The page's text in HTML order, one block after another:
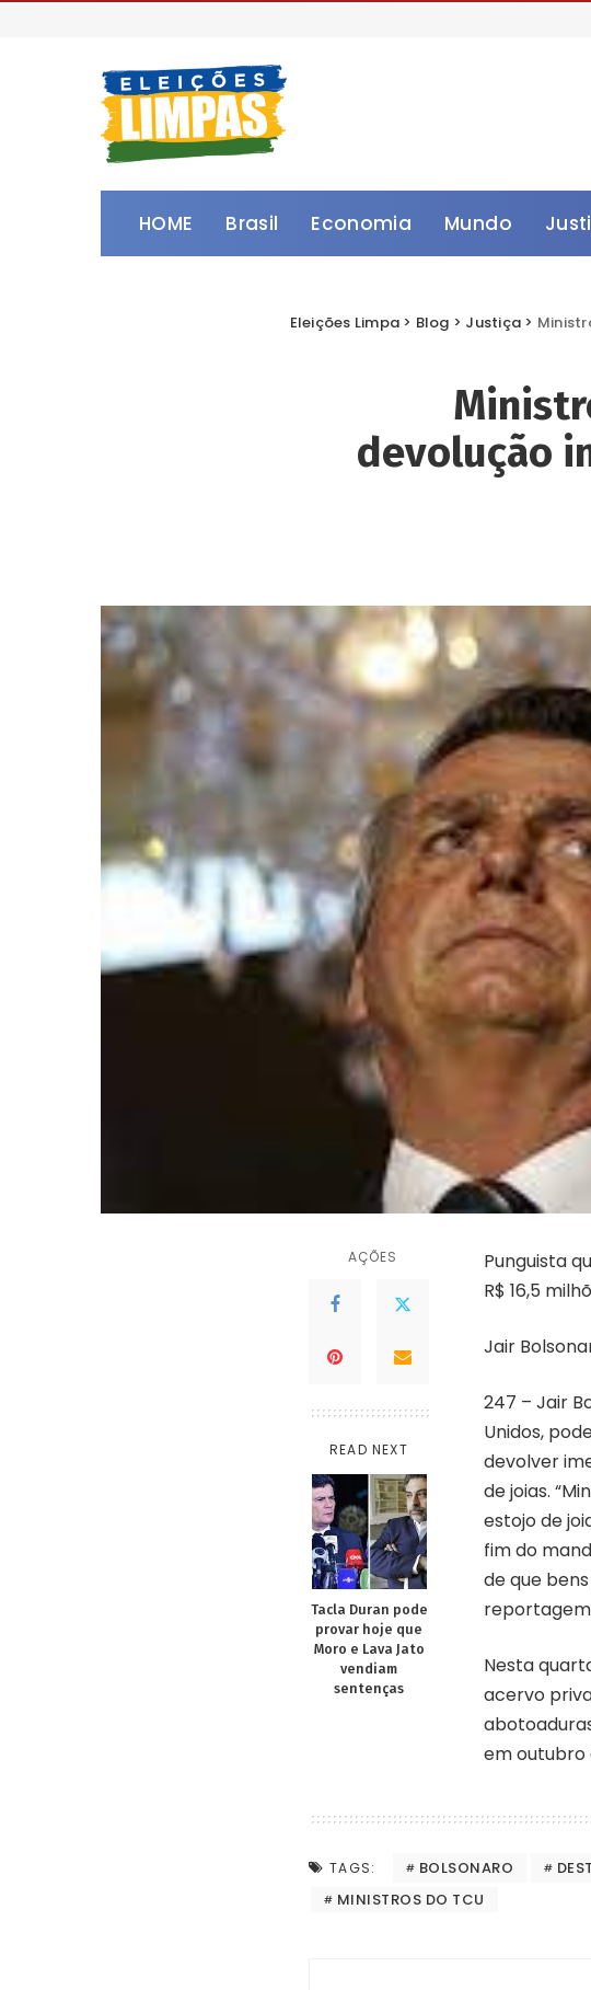
HOME Brasil Economia Mundo
Eleições Limpa > Blog > Justiça >
devolução
AÇÕES
READ NEXT
Tacla Duran pode
provar hoje que
Moro e Lava Jato
vendiam
sentenças
Punguista
R$ 16,5
Jair
247 – Jair
Unidos,
devolver
de joias.
estojo de
fim do
de que
Nesta
acervo
em outubro
TAGS: BOLSONARO
MINISTROS DO TCU